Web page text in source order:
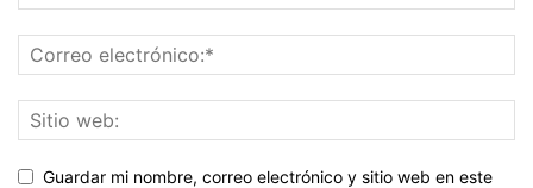
Guardar mi nombre, correo electrónico y sitio web en este